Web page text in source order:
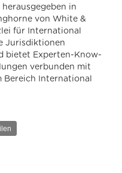
in
von White &
für International
Jurisdiktionen
bietet Experten-Know-
verbunden mit
Bereich International